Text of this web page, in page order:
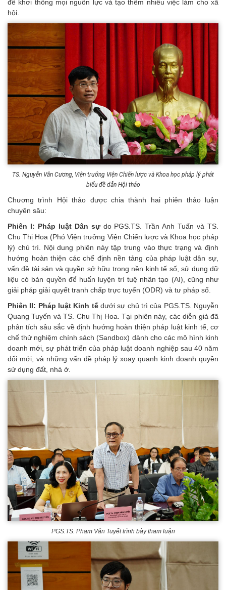
để khơi thông mọi nguồn lực và tạo thêm nhiều việc làm cho xã
hội.
TS. Nguyễn Văn Cương, Viện trưởng Viện Chiến lược và Khoa học pháp lý phát
biểu đề dẫn Hội thảo
Chương trình Hội thảo được chia thành hai phiên thảo luận
chuyên sâu:
Phiên I: Pháp luật Dân sựdo PGS.TS. Trần Anh Tuấn và TS.
Chu Thị Hoa (Phó Viện trưởng Viện Chiến lược và Khoa học pháp
lý) chủ trì. Nội dung phiên này tập trung vào thực trạng và định
hướng hoàn thiện các chế định nền tảng của pháp luật dân sự,
vấn đề tài sản và quyền sở hữu trong nền kinh tế số, sử dụng dữ
liệu có bản quyền để huấn luyện trí tuệ nhân tạo (AI), cũng như
giải pháp giải quyết tranh chấp trực tuyến (ODR) và tư pháp số.
Phiên II: Pháp luật Kinh tếdưới sự chủ trì của PGS.TS. Nguyễn
Quang Tuyến và TS. Chu Thị Hoa. Tại phiên này, các diễn giả đã
phân tích sâu sắc về định hướng hoàn thiện pháp luật kinh tế, cơ
chế thử nghiệm chính sách (Sandbox) dành cho các mô hình kinh
doanh mới, sự phát triển của pháp luật doanh nghiệp sau 40 năm
đổi mới, và những vấn đề pháp lý xoay quanh kinh doanh quyền
sử dụng đất, nhà ở.
PGS.TS. Phạm Văn Tuyết trình bày tham luận